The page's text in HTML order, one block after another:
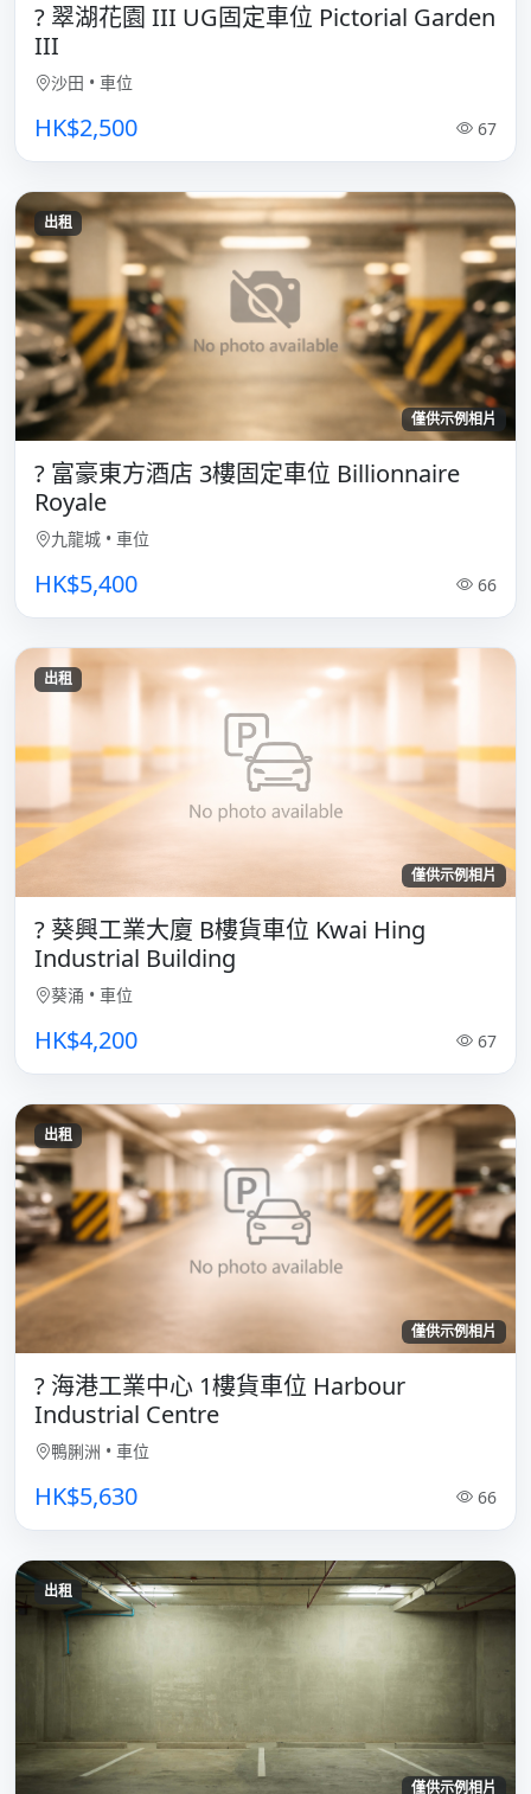
? 翠湖花園 III UG固定車位 Pictorial Garden
III
沙田 • 車位
HK$2,500 67
僅供示例相片
出租
? 富豪東方酒店 3樓固定車位 Billionnaire
Royale
九龍城 • 車位
HK$5,400 66
僅供示例相片
出租
? 葵興工業大廈 B樓貨車位 Kwai Hing
Industrial Building
葵涌 • 車位
HK$4,200 67
僅供示例相片
出租
? 海港工業中心 1樓貨車位 Harbour
Industrial Centre
鴨脷洲 • 車位
HK$5,630 66
僅供示例相片
出租